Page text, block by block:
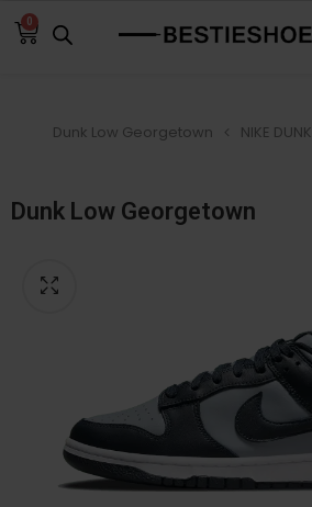
0
NIKE DUNK
Dunk Low Georgetown
Dunk Low Georgetown